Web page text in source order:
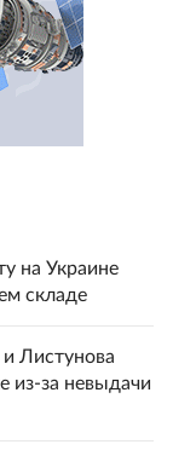
на Украине
складе
Листунова
из-за невыдачи